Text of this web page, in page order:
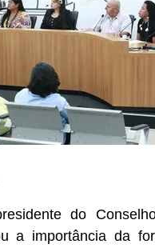
do
a importância da